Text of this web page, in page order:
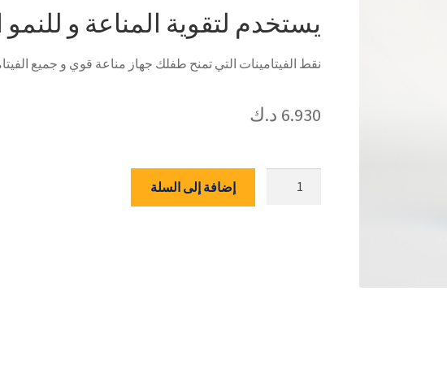
يستخدم لتقوية المناعة و
نقط الفيتامينات التي تمنح طفلك جهاز مناعة قوي و جميع
6.930 د.ك
إضافة إلى السلة